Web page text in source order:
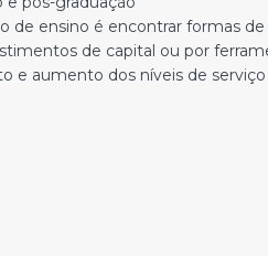
de ensino é encontrar formas
de capital ou por
e aumento dos níveis de serviço